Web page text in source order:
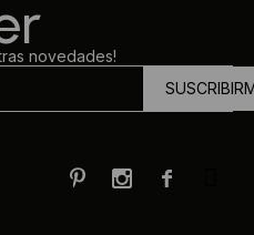
novedades!

 